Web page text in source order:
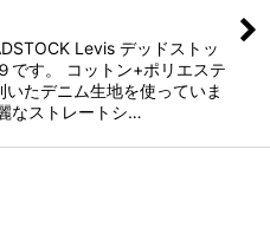
Levis デッドストッ
です。 コットン+ポリエステ
いたデニム生地を使っていま
なストレートシ…